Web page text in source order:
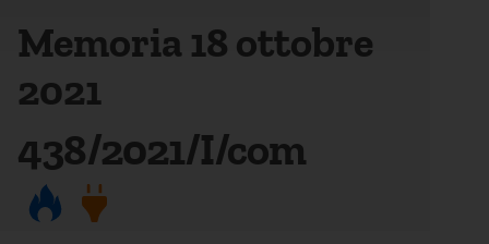
Memoria 18 ottobre
2021
438/2021/I/com